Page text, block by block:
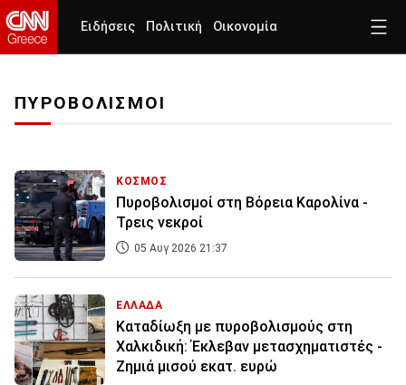
Ειδήσεις Πολιτική Οικονομία
ΠΥΡΟΒΟΛΙΣΜΟΙ
ΚΟΣΜΟΣ
Πυροβολισμοί στη Βόρεια Καρολίνα -
Τρεις νεκροί
05 Αυγ 2026 21:37
ΕΛΛΑΔΑ
Καταδίωξη με πυροβολισμούς στη
Χαλκιδική: Έκλεβαν μετασχηματιστές -
Ζημιά μισού εκατ. ευρώ